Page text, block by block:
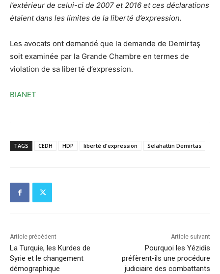
l’extérieur de celui-ci de 2007 et 2016 et ces déclarations
étaient dans les limites de la liberté d’expression.
Les avocats ont demandé que la demande de Demirtaş
soit examinée par la Grande Chambre en termes de
violation de sa liberté d’expression.
BIANET
TAGS CEDH HDP liberté d'expression Selahattin Demirtas
Article précédent
La Turquie, les Kurdes de
Syrie et le changement
démographique
Article suivant
Pourquoi les Yézidis
préfèrent-ils une procédure
judiciaire des combattants